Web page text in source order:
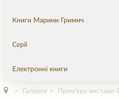
Книги Марини Гримич
Серії
Електронні книги
Галерея Прем'єра вистави